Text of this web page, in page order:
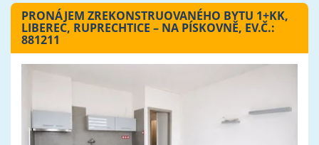
PRONÁJEM ZREKONSTRUOVANÉHO BYTU 1+KK,
LIBEREC, RUPRECHTICE – NA PÍSKOVNĚ, EV.Č.:
881211